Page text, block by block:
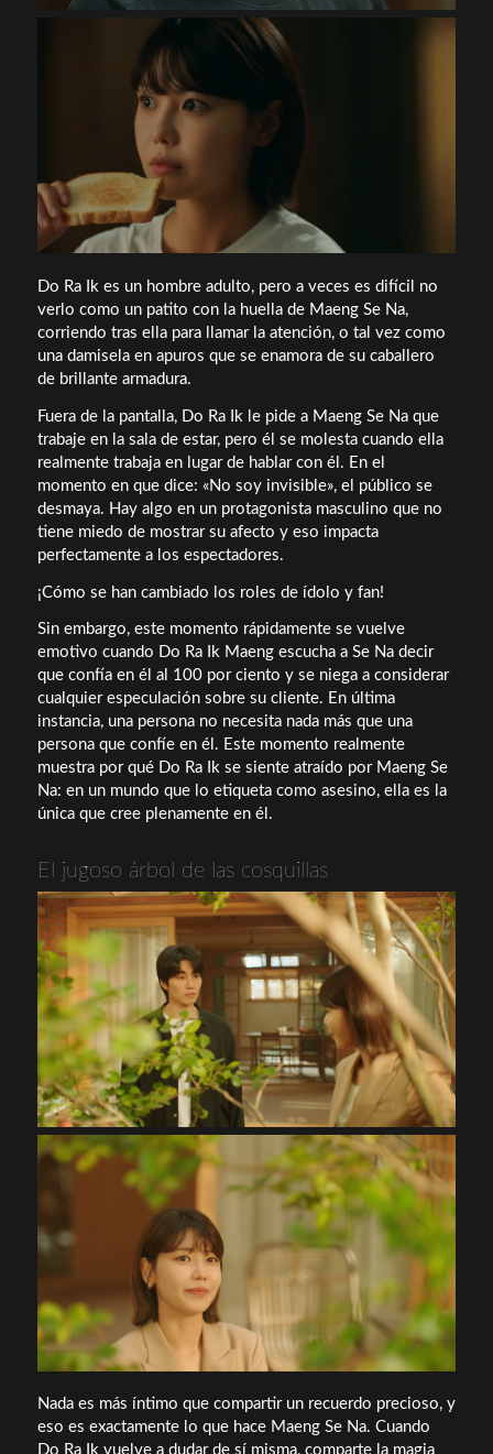
Do Ra Ik es un hombre adulto, pero a veces es difícil no
verlo como un patito con la huella de Maeng Se Na,
corriendo tras ella para llamar la atención, o tal vez como
una damisela en apuros que se enamora de su caballero
de brillante armadura.
Fuera de la pantalla, Do Ra Ik le pide a Maeng Se Na que
trabaje en la sala de estar, pero él se molesta cuando ella
realmente trabaja en lugar de hablar con él. En el
momento en que dice: «No soy invisible», el público se
desmaya. Hay algo en un protagonista masculino que no
tiene miedo de mostrar su afecto y eso impacta
perfectamente a los espectadores.
¡Cómo se han cambiado los roles de ídolo y fan!
Sin embargo, este momento rápidamente se vuelve
emotivo cuando Do Ra Ik Maeng escucha a Se Na decir
que confía en él al 100 por ciento y se niega a considerar
cualquier especulación sobre su cliente. En última
instancia, una persona no necesita nada más que una
persona que confíe en él. Este momento realmente
muestra por qué Do Ra Ik se siente atraído por Maeng Se
Na: en un mundo que lo etiqueta como asesino, ella es la
única que cree plenamente en él.
El jugoso árbol de las cosquillas
Nada es más íntimo que compartir un recuerdo precioso, y
eso es exactamente lo que hace Maeng Se Na. Cuando
Do Ra Ik vuelve a dudar de sí misma, comparte la magia